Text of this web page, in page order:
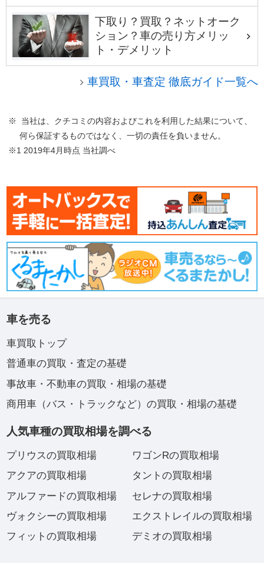
下取り？買取？ネットオーク
ション？車の売り方メリッ
ト・デメリット
車買取・車査定 徹底ガイド一覧へ
※ 当社は、クチコミの内容およびこれを利用した結果について、
何ら保証するものではなく、一切の責任を負いません。
※1 2019年4月時点 当社調べ
車を売る
車買取トップ
普通車の買取・査定の基礎
事故車・不動車の買取・相場の基礎
商用車（バス・トラックなど）の買取・相場の基礎
人気車種の買取相場を調べる
プリウスの買取相場
アクアの買取相場
アルファードの買取相場
ヴォクシーの買取相場
フィットの買取相場
ワゴンRの買取相場
タントの買取相場
セレナの買取相場
エクストレイルの買取相場
デミオの買取相場